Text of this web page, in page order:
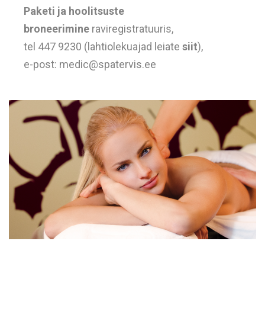
Paketi ja hoolitsuste
broneerimine raviregistratuuris,
tel 447 9230 (lahtiolekuajad leiatesiit),
e-post: medic@spatervis.ee